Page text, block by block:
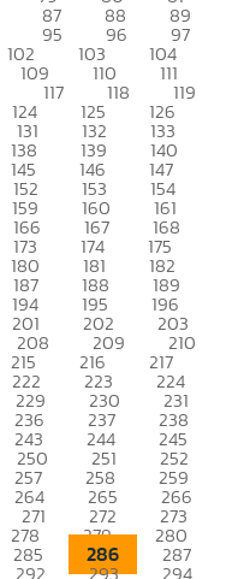
87 88 89
95 96 97
102 103 104
109 110 111
117 118 119
124 125 126
131 132 133
138 139 140
145 146 147
152 153 154
159 160 161
166 167 168
173 174 175
180 181 182
187 188 189
194 195 196
201 202 203
208 209 210
215 216 217
222 223 224
229 230 231
236 237 238
243 244 245
250 251 252
257 258 259
264 265 266
271 272 273
278 279 280
285 286 287
292 293 294